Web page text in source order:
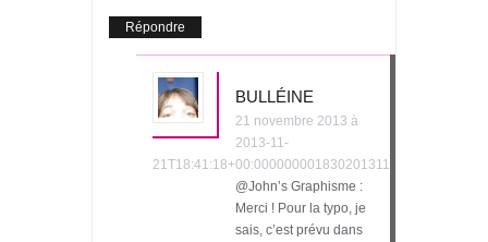
Répondre
BULLÉINE
21 novembre 2013 à
2013-11-
21T18:41:18+00:000000001830201311
@John’s Graphisme :
Merci ! Pour la typo, je
sais, c’est prévu dans